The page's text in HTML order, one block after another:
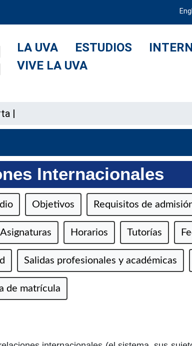
LA UVA ESTUDIOS
VIVE LA UVA
|
Internacionales
Objetivos Requisitos de
Asignaturas Horarios Tutorías
Salidas profesionales y académicas
de matrícula